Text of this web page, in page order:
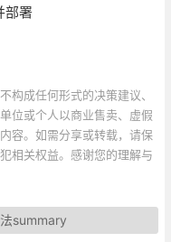
部署
构成任何形式的决策建议、
位或个人以商业售卖、虚假
容。如需分享或转载，请保
相关权益。感谢您的理解与
summary